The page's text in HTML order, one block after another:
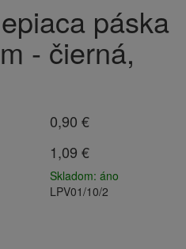
páska
- čierná,
0,90 €
1,09 €
Skladom: áno
LPV01/10/2